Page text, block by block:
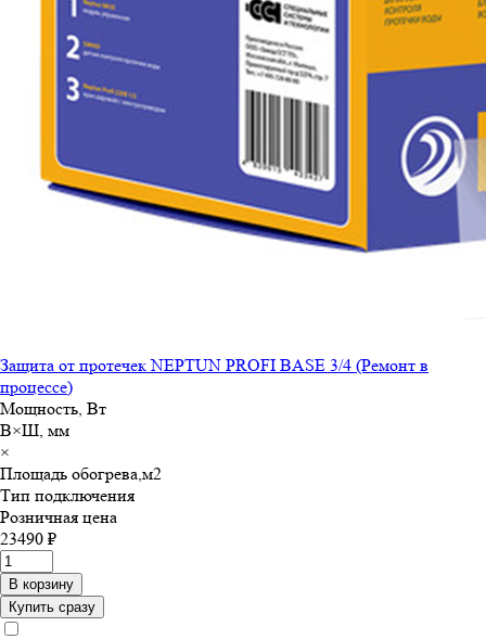
Защита от протечек NEPTUN PROFI BASE 3/4 (Ремонт в
процессе)
Мощность, Вт
В×Ш, мм
×
Площадь обогрева,м2
Тип подключения
Розничная цена
23490 ₽
В корзину
Купить сразу